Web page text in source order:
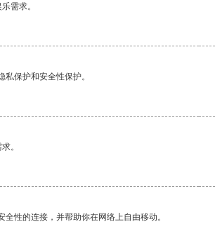
需求。
保护和安全性保护。
。
性的连接，并帮助你在网络上自由移动。